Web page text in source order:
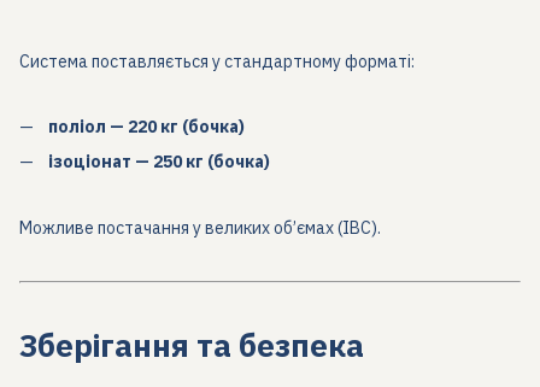
Система поставляється у стандартному форматі:
поліол — 220 кг (бочка)
ізоціонат — 250 кг (бочка)
Можливе постачання у великих об’ємах (IBC).
Зберігання та безпека